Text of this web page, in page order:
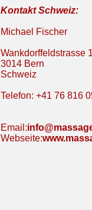
Kontakt Schweiz:
Michael
Wankdorffeldstrasse
3014 Bern
Schweiz
Telefon: +41 76 816
Email:
Webseite: